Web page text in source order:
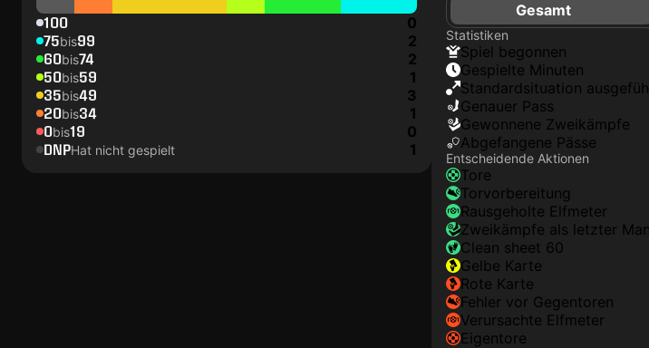
100 0
75bis99 2
60bis74 2
50bis59 1
35bis49 3
20bis34 1
0bis19 0
DNPHat nicht gespielt 1
Gesamt
Statistiken
Spiel begonnen
Gespielte Minuten
Standardsituation
genauer Pass
Gewonnene Zweikämpfe
Abgefangene Pässe
Entscheidende Aktionen
Tore
Torvorbereitung
rausgeholte Elfmeter
Zweikämpfe als letzter
clean sheet 60
gelbe Karte
rote Karte
Fehler vor Gegentoren
Verursachte Elfmeter
Eigentore